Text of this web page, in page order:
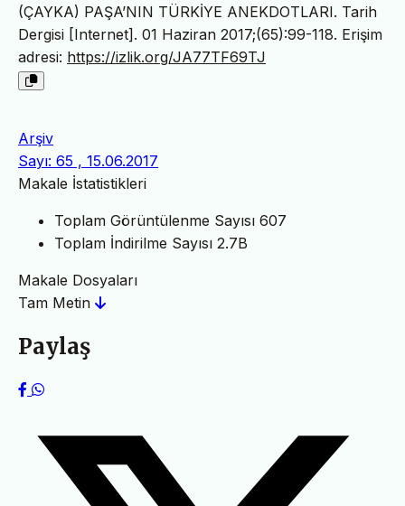
(ÇAYKA) PAŞA’NIN TÜRKİYE ANEKDOTLARI. Tarih
Dergisi [Internet]. 01 Haziran 2017;(65):99-118. Erişim
adresi: https://izlik.org/JA77TF69TJ
Arşiv
Sayı: 65 , 15.06.2017
Makale İstatistikleri
Toplam Görüntülenme Sayısı 607
Toplam İndirilme Sayısı 2.7B
Makale Dosyaları
Tam Metin
Paylaş